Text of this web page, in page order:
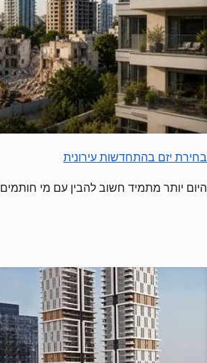
בחירת יזם בהתחדשות עירונית
היום יותר מתמיד חשוב להבין עם מי חותמים